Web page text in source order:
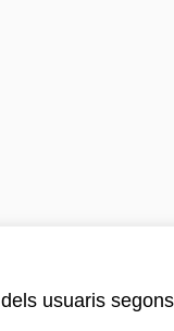
usuaris